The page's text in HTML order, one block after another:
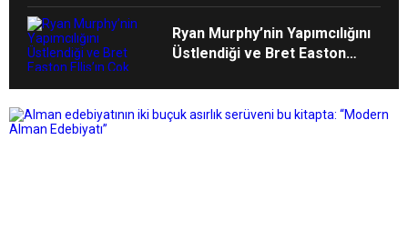
Ryan Murphy’nin Yapımcılığını
Üstlendiği ve Bret Easton
Uyarlanan “The Shards”, İlk İki
Bölümüyle Şimdi Sadece